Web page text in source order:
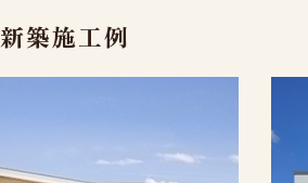
新築施工例